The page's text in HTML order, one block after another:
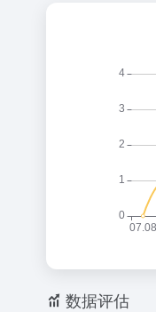
数据评估